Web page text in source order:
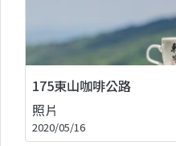
175東山咖啡公路
照片
2020/05/16